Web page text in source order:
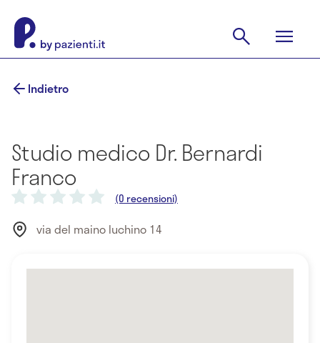
Indietro
Studio medico Dr. Bernardi
Franco
(0 recensioni)
via del maino luchino 14